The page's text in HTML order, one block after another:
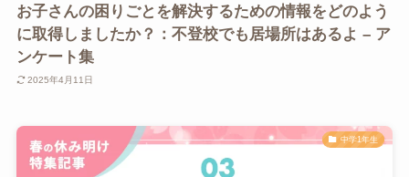
お子さんの困りごとを解決するための情報をどのよう
に取得しましたか？：不登校でも居場所はあるよ – ア
ンケート集
2025年4月11日
中学1年生